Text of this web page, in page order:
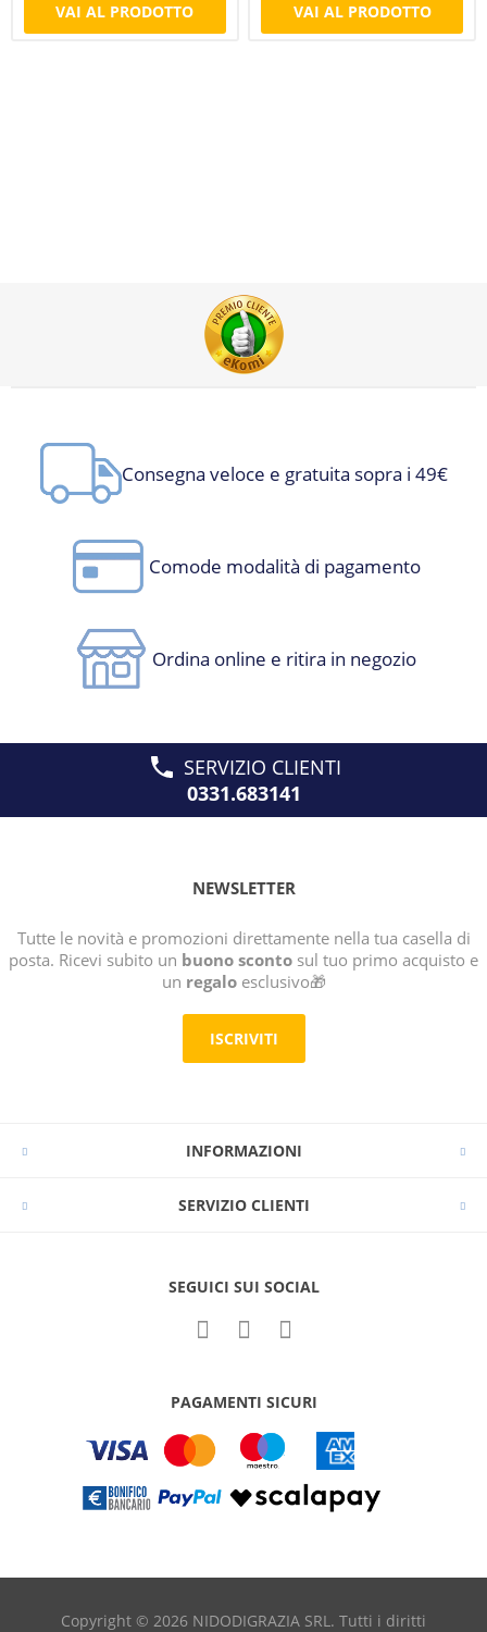
VAI AL PRODOTTO VAI AL PRODOTTO
Consegna veloce e gratuita sopra i 49€
Comode modalità di pagamento
Ordina online e ritira in negozio
SERVIZIO CLIENTI
0331.683141
NEWSLETTER
Tutte le novità e promozioni direttamente nella tua casella di
posta. Ricevi subito un buono sconto sul tuo primo acquisto e
un regaloesclusivo🎁
ISCRIVITI
INFORMAZIONI
SERVIZIO CLIENTI
SEGUICI SUI SOCIAL
PAGAMENTI SICURI
Copyright © 2026 NIDODIGRAZIA SRL. Tutti i diritti